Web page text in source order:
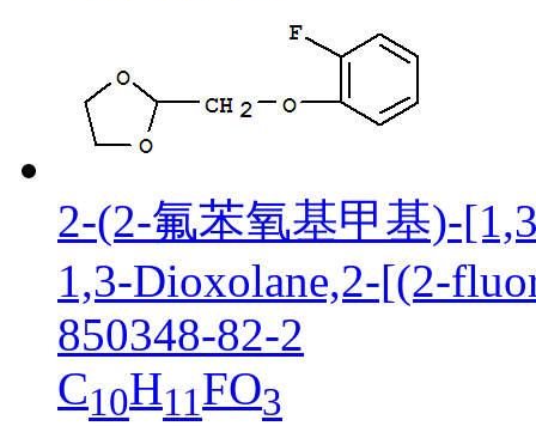
2-(2-氟苯氧基甲基)-
1,3-Dioxolane,2-[(2-
850348-82-2
C10H11FO3